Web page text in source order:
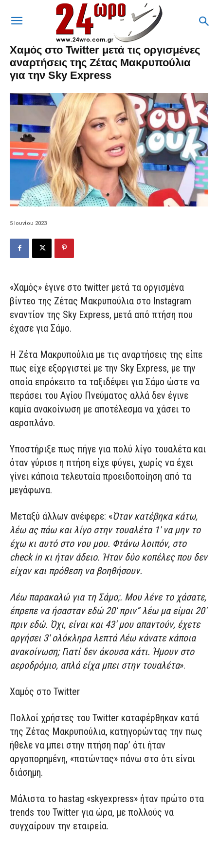
Χαμός στο Twitter μετά τις οργισμένες
αναρτήσεις της Ζέτας Μακρυπούλια
για την Sky Express
5 Ιουνίου 2023
«Χαμός» έγινε στο twitter μετά τα οργισμένα
βίντεο της Ζέτας Μακρυπούλια στο Instagram
εναντίον της Sky Express, μετά από πτήση που
έχασε για Σάμο.
Η Ζέτα Μακρυπούλια με τις αναρτήσεις της είπε
πως είχε εξοργιστεί με την Sky Express, με την
οποία επρόκειτο τα ταξιδέψει για Σάμο ώστε να
περάσει του Αγίου Πνεύματος αλλά δεν έγινε
καμία ανακοίνωση με αποτέλεσμα να χάσει το
αεροπλάνο.
Υποστήριξε πως πήγε για πολύ λίγο τουαλέτα και
όταν γύρισε η πτήση είχε φύγει, χωρίς να έχει
γίνει κάποια τελευταία προειδοποίηση από τα
μεγάφωνα.
Μεταξύ άλλων ανέφερε: «Όταν κατέβηκα κάτω,
λέω ας πάω και λίγο στην τουαλέτα 1′ να μην το
έχω κι αυτό στο νου μου. Φτάνω λοιπόν, στο
check in κι ήταν άδειο. Ήταν δύο κοπέλες που δεν
είχαν και πρόθεση να βοηθήσουν.
Λέω παρακαλώ για τη Σάμο;. Μου λένε το χάσατε,
έπρεπε να ήσασταν εδώ 20′ πριν” λέω μα είμαι 20′
πριν εδώ. Όχι, είναι και 43′ μου απαντούν, έχετε
αργήσει 3′ ολόκληρα λεπτά Λέω κάνατε κάποια
ανακοίνωση; Γιατί δεν άκουσα κάτι. Ήμουν στο
αεροδρόμιο, απλά είχα μπει στην τουαλέτα».
Χαμός στο Twitter
Πολλοί χρήστες του Twitter καταφέρθηκαν κατά
της Ζέτας Μακρυπούλια, κατηγορώντας την πως
ήθελε να μπει στην πτήση παρ’ ότι ήταν
αργοπορημένη, «πατώντας» πάνω στο ότι είναι
διάσημη.
Μάλιστα το hastag «skyexpress» ήταν πρώτο στα
trends του Twitter για ώρα, με πολλούς να
συγχαίρουν την εταιρεία.